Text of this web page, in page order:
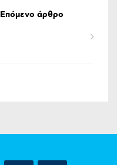
Επόμενο άρθρο